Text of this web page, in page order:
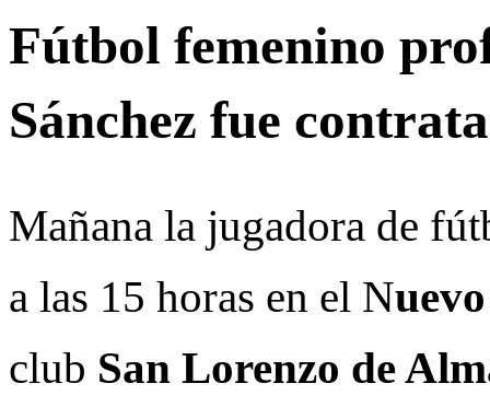
Fútbol femenino
Sánchez fue
Mañana la jugadora de
a las 15 horas en el N
club San Lorenzo de